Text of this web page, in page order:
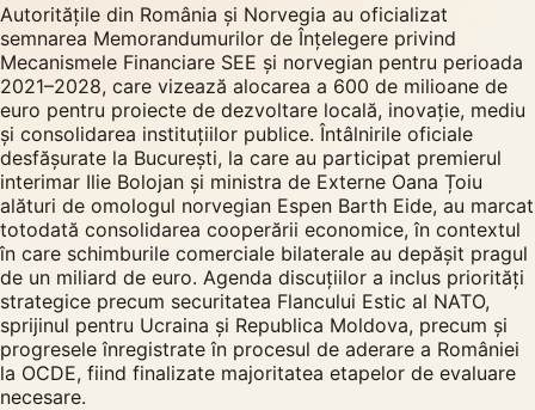
Autoritățile din România și Norvegia au oficializat
semnarea Memorandumurilor de Înțelegere privind
Mecanismele Financiare SEE și norvegian pentru perioada
2021–2028, care vizează alocarea a 600 de milioane de
euro pentru proiecte de dezvoltare locală, inovație, mediu
și consolidarea instituțiilor publice. Întâlnirile oficiale
desfășurate la București, la care au participat premierul
interimar Ilie Bolojan și ministra de Externe Oana Țoiu
alături de omologul norvegian Espen Barth Eide, au marcat
totodată consolidarea cooperării economice, în contextul
în care schimburile comerciale bilaterale au depășit pragul
de un miliard de euro. Agenda discuțiilor a inclus priorități
strategice precum securitatea Flancului Estic al NATO,
sprijinul pentru Ucraina și Republica Moldova, precum și
progresele înregistrate în procesul de aderare a României
la OCDE, fiind finalizate majoritatea etapelor de evaluare
necesare.